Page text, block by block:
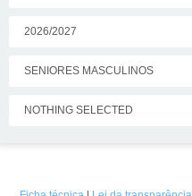
2026/2027
SENIORES MASCULINOS
NOTHING SELECTED